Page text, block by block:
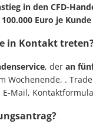
in den CFD-
Euro je
in Kontakt
, der an
Wochenende, .
Mail,